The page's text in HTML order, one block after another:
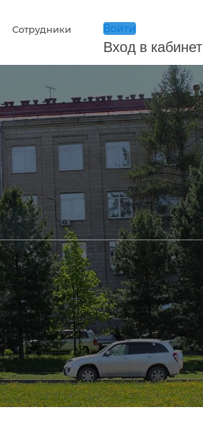
Сотрудники Войти
Вход в кабинет
Войти
Remember Me